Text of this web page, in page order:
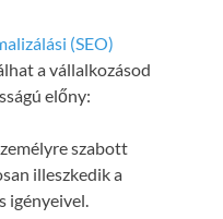
(SEO)
a vállalkozásod
előny:
szabott
illeszkedik a
igényeivel.